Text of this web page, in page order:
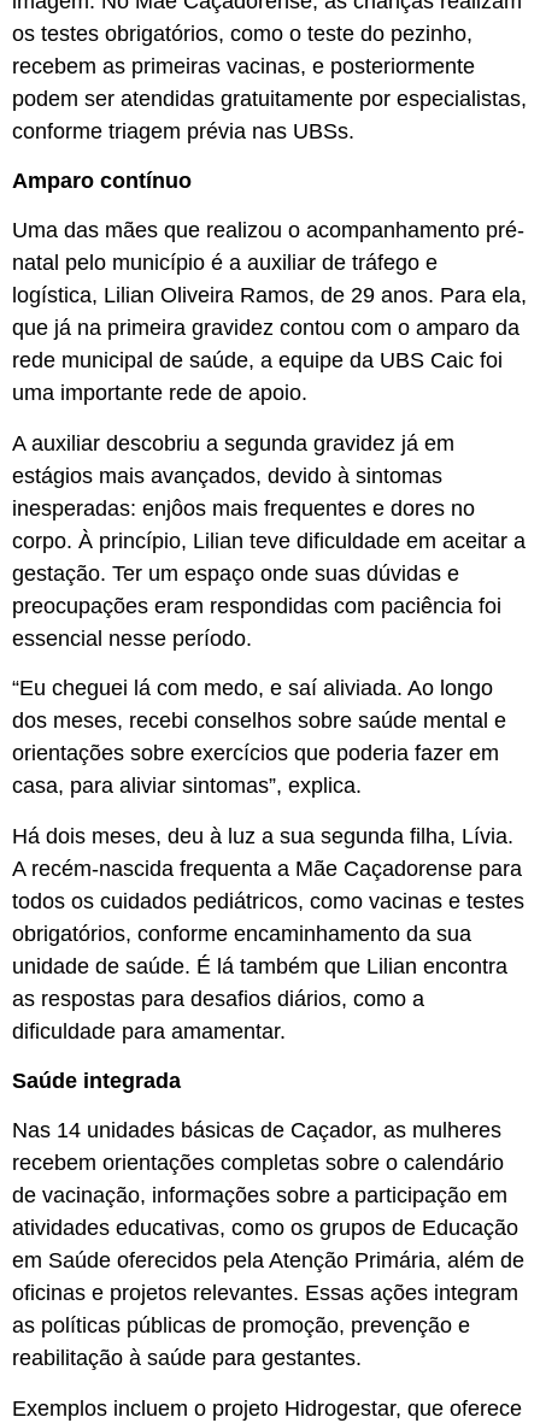
os testes obrigatórios, como o teste do pezinho,
recebem as primeiras vacinas, e posteriormente
podem ser atendidas gratuitamente por especialistas,
conforme triagem prévia nas UBSs.
Amparo contínuo
Uma das mães que realizou o acompanhamento pré-
natal pelo município é a auxiliar de tráfego e
logística, Lilian Oliveira Ramos, de 29 anos. Para ela,
que já na primeira gravidez contou com o amparo da
rede municipal de saúde, a equipe da UBS Caic foi
uma importante rede de apoio.
A auxiliar descobriu a segunda gravidez já em
estágios mais avançados, devido à sintomas
inesperadas: enjôos mais frequentes e dores no
corpo. À princípio, Lilian teve dificuldade em aceitar a
gestação. Ter um espaço onde suas dúvidas e
preocupações eram respondidas com paciência foi
essencial nesse período.
“Eu cheguei lá com medo, e saí aliviada. Ao longo
dos meses, recebi conselhos sobre saúde mental e
orientações sobre exercícios que poderia fazer em
casa, para aliviar sintomas”, explica.
Há dois meses, deu à luz a sua segunda filha, Lívia.
A recém-nascida frequenta a Mãe Caçadorense para
todos os cuidados pediátricos, como vacinas e testes
obrigatórios, conforme encaminhamento da sua
unidade de saúde. É lá também que Lilian encontra
as respostas para desafios diários, como a
dificuldade para amamentar.
Saúde integrada
Nas 14 unidades básicas de Caçador, as mulheres
recebem orientações completas sobre o calendário
de vacinação, informações sobre a participação em
atividades educativas, como os grupos de Educação
em Saúde oferecidos pela Atenção Primária, além de
oficinas e projetos relevantes. Essas ações integram
as políticas públicas de promoção, prevenção e
reabilitação à saúde para gestantes.
Exemplos incluem o projeto Hidrogestar, que oferece